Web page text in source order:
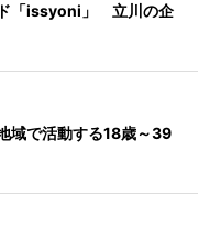
「issyoni」 立川の企
域で活動する18歳～39